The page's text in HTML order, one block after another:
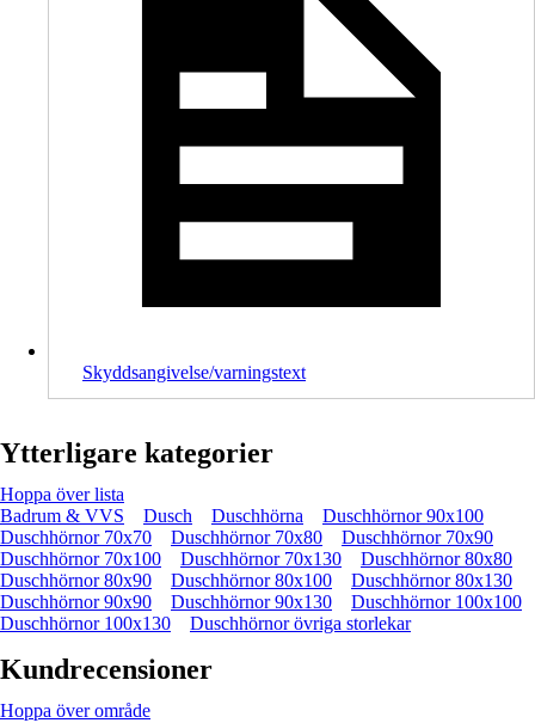
Skyddsangivelse/varningstext
Ytterligare kategorier
Hoppa över lista
Badrum & VVS
Dusch Duschhörna
Duschhörnor 90x100
Duschhörnor 70x70
Duschhörnor 70x80
Duschhörnor 70x90
Duschhörnor 70x100
Duschhörnor 70x130
Duschhörnor 80x80
Duschhörnor 80x90
Duschhörnor 80x100
Duschhörnor 80x130
Duschhörnor 90x90
Duschhörnor 90x130
Duschhörnor 100x100
Duschhörnor 100x130
Duschhörnor övriga storlekar
Kundrecensioner
Hoppa över område